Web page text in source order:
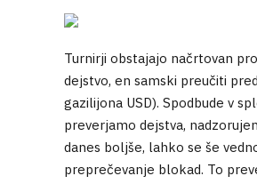
Turnirji obstajajo načrtovan
dejstvo, en samski preučiti
gazilijona USD). Spodbude v
preverjamo dejstva,
danes boljše, lahko se še
preprečevanje blokad. To